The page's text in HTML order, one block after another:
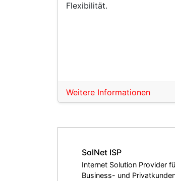
Flexibilität.
Weitere Informationen
SolNet ISP
Internet Solution Provider
Business- und